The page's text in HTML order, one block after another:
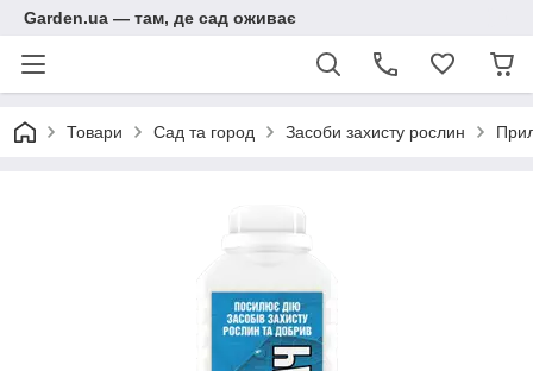
Garden.ua — там, де сад оживає
Товари Сад та город Засоби захисту рослин